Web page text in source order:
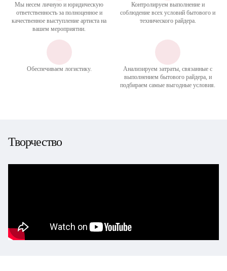
Мы несем личную и юридическую
ответственность за полноценное и
качественное выступление артиста на
вашем мероприятии.
Контролируем выполнение и
соблюдение всех условий бытового и
технического райдера.
Обеспечиваем логистику.
Анализируем затраты, связанные с
выполнением бытового райдера, и
подбираем самые выгодные условия.
Творчество